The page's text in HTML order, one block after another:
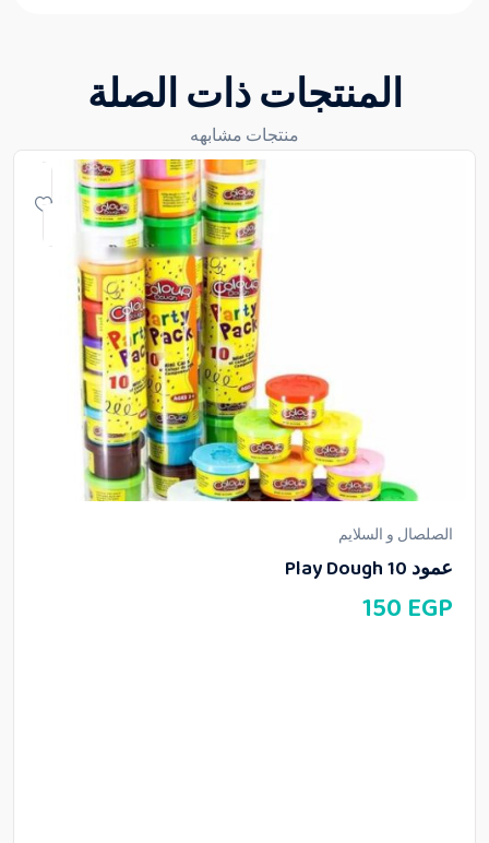
المنتجات ذات الصلة
منتجات مشابهه
الصلصال و السلايم
عمود Play Dough 10
150 EGP